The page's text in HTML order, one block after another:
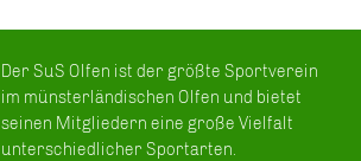
Der SuS Olfen ist der größte Sportverein
im münsterländischen Olfen und bietet
seinen Mitgliedern eine große Vielfalt
unterschiedlicher Sportarten.